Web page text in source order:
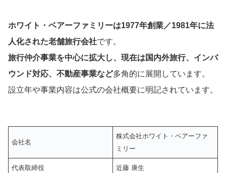
ホワイト・ベアーファミリーは1977年創業／1981年に法
人化された老舗旅行会社です。
旅行仲介事業を中心に拡大し、現在は国内外旅行、インバ
ウンド対応、不動産事業など多角的に展開しています。
設立年や事業内容は公式の会社概要に明記されています。
会社名
株式会社ホワイト・ベアーファ
ミリー
代表取締役 近藤 康生